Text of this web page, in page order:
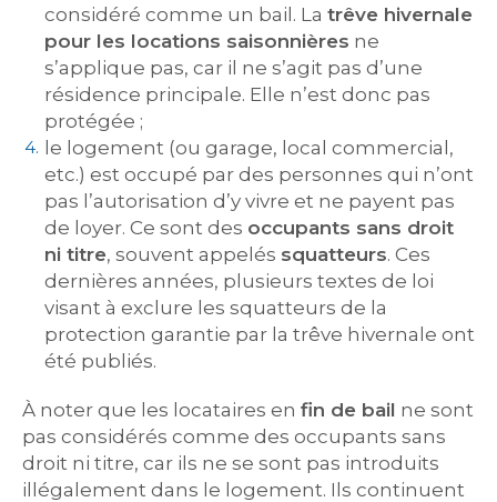
considéré comme un bail. La trêve hivernale
pour les locations saisonnières ne
s’applique pas, car il ne s’agit pas d’une
résidence principale. Elle n’est donc pas
protégée ;
le logement (ou garage, local commercial,
etc.) est occupé par des personnes qui n’ont
pas l’autorisation d’y vivre et ne payent pas
de loyer. Ce sont des occupants sans droit
ni titre, souvent appelés squatteurs. Ces
dernières années, plusieurs textes de loi
visant à exclure les squatteurs de la
protection garantie par la trêve hivernale ont
été publiés.
À noter que les locataires en fin de bail ne sont
pas considérés comme des occupants sans
droit ni titre, car ils ne se sont pas introduits
illégalement dans le logement. Ils continuent